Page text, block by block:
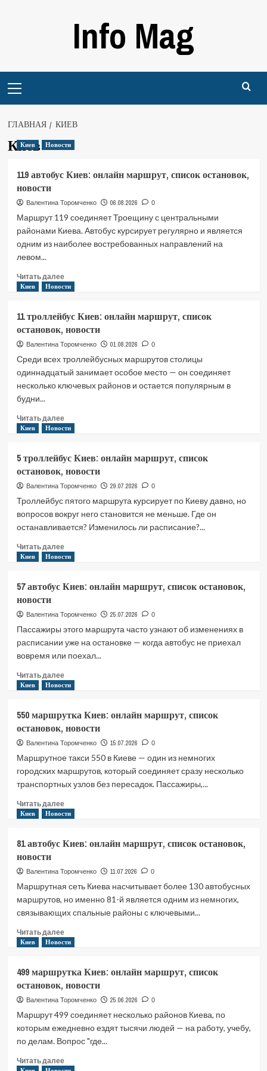
Info Mag
Menu
ГЛАВНАЯ КИЕВ
Киев
Киев Новости
119 автобус Киев: онлайн маршрут, список остановок,
новости
Валентина Торомченко 06.08.2026 0
Маршрут 119 соединяет Троещину с центральными
районами Киева. Автобус курсирует регулярно и является
одним из наиболее востребованных направлений на
левом...
Читать далееПрочитать
больше
автобус
Киев:
онлайн
маршрут,
список
остановок,
новости
Киев Новости
11 троллейбус Киев: онлайн маршрут, список
остановок, новости
Валентина Торомченко 01.08.2026 0
Среди всех троллейбусных маршрутов столицы
одиннадцатый занимает особое место — он соединяет
несколько ключевых районов и остается популярным в
будни...
Читать далееПрочитать
больше
троллейбус
Киев:
онлайн
остановок,
новости
Киев Новости
5 троллейбус Киев: онлайн маршрут, список
остановок, новости
Валентина Торомченко 29.07.2026 0
Троллейбус пятого маршрута курсирует по Киеву давно, но
вопросов вокруг него становится не меньше. Где он
останавливается? Изменилось ли расписание?...
Читать далееПрочитать
больше
троллейбус
онлайн
остановок,
новости
Киев Новости
57 автобус Киев: онлайн маршрут, список остановок,
новости
Валентина Торомченко 25.07.2026 0
Пассажиры этого маршрута часто узнают об изменениях в
расписании уже на остановке — когда автобус не приехал
вовремя или поехал...
Читать далееПрочитать
больше
автобус
Киев:
онлайн
маршрут,
остановок,
новости
Киев Новости
550 маршрутка Киев: онлайн маршрут, список
остановок, новости
Валентина Торомченко 15.07.2026 0
Маршрутное такси 550 в Киеве — один из немногих
городских маршрутов, который соединяет сразу несколько
транспортных узлов без пересадок. Пассажиры,...
Читать далееПрочитать
больше
маршрутка
онлайн
маршрут,
остановок,
новости
Киев Новости
81 автобус Киев: онлайн маршрут, список остановок,
новости
Валентина Торомченко 11.07.2026 0
Маршрутная сеть Киева насчитывает более 130 автобусных
маршрутов, но именно 81-й является одним из немногих,
связывающих спальные районы с ключевыми...
Читать далееПрочитать
больше
автобус
Киев:
онлайн
маршрут,
список
остановок,
новости
Киев Новости
499 маршрутка Киев: онлайн маршрут, список
остановок, новости
Валентина Торомченко 25.06.2026 0
Маршрут 499 соединяет несколько районов Киева, по
которым ежедневно ездят тысячи людей — на работу, учебу,
по делам. Вопрос "где...
Читать далееПрочитать